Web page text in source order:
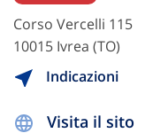
Corso Vercelli 115
10015 Ivrea (TO)
Indicazioni
Visita il sito